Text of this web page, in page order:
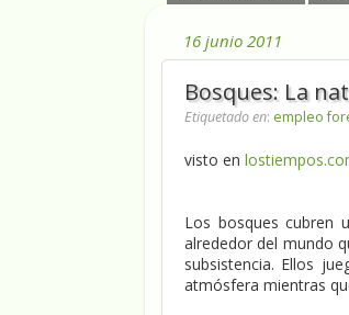
16 junio 2011
Bosques: La
Etiquetado en: empleo
visto en
Los bosques cubren
alrededor del mundo
subsistencia. Ellos
atmósfera mientras